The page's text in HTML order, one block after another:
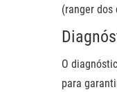
(ranger dos
O
para